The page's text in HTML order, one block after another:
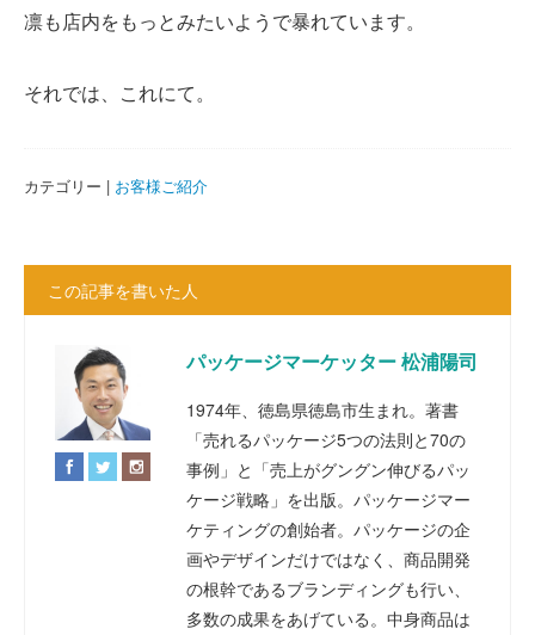
凛も店内をもっとみたいようで暴れています。
それでは、これにて。
カテゴリー | お客様ご紹介
この記事を書いた人
パッケージマーケッター 松浦陽司
1974年、徳島県徳島市生まれ。著書
「売れるパッケージ5つの法則と70の
事例」と「売上がグングン伸びるパッ
ケージ戦略」を出版。パッケージマー
ケティングの創始者。パッケージの企
画やデザインだけではなく、商品開発
の根幹であるブランディングも行い、
多数の成果をあげている。中身商品は